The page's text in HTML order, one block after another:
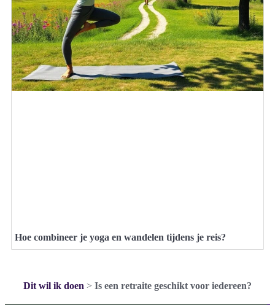
Hoe combineer je yoga en wandelen tijdens je reis?
Dit wil ik doen > Is een retraite geschikt voor iedereen?